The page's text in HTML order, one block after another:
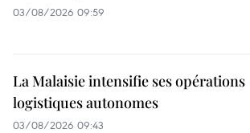
03/08/2026 09:59
La Malaisie intensifie ses opérations
logistiques autonomes
03/08/2026 09:43